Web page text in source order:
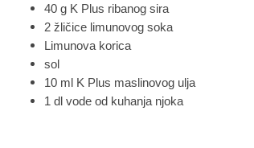
40 g K Plus ribanog sira
2 žličice limunovog soka
Limunova korica
sol
10 ml K Plus maslinovog ulja
1 dl vode od kuhanja njoka